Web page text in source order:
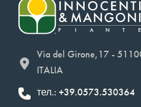
Via del Girone,17 -
ITALIA
тел.: +39.0573.530364